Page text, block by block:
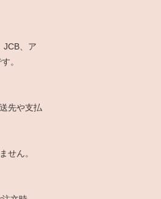
JCB、ア
。
先や支払
せん。